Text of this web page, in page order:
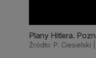
Plany Hitlera.
Źródło: P. Ciesielski